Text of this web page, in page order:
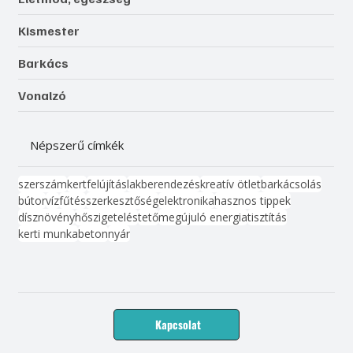
Kismester
Barkács
Vonalzó
Népszerű címkék
szerszámkertfelújításlakberendezéskreatív ötletbarkácsolás
bútorvízfűtésszerkesztőségelektronikahasznos tippek
dísznövényhőszigeteléstetőmegújuló energiatisztítás
kerti munkabetonnyár
Kapcsolat